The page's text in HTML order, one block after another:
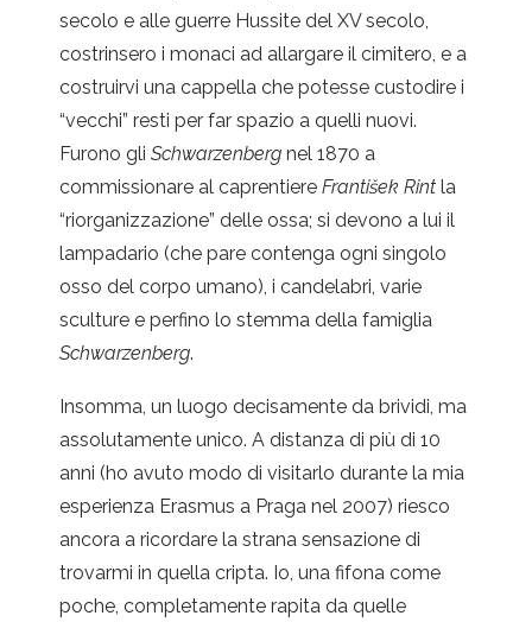
secolo e alle guerre Hussite del XV secolo,
costrinsero i monaci ad allargare il cimitero, e a
costruirvi una cappella che potesse custodire i
“vecchi” resti per far spazio a quelli nuovi.
Furono gli Schwarzenberg nel 1870 a
commissionare al caprentiere František Rint la
“riorganizzazione” delle ossa; si devono a lui il
lampadario (che pare contenga ogni singolo
osso del corpo umano), i candelabri, varie
sculture e perfino lo stemma della famiglia
Schwarzenberg.
Insomma, un luogo decisamente da brividi, ma
assolutamente unico. A distanza di più di 10
anni (ho avuto modo di visitarlo durante la mia
esperienza Erasmus a Praga nel 2007) riesco
ancora a ricordare la strana sensazione di
trovarmi in quella cripta. Io, una fifona come
poche, completamente rapita da quelle